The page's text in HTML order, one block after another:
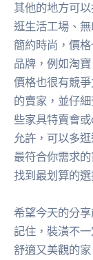
其他的地方可
逛生活工場、
簡約時尚，價
品牌，例如淘
價格也很有競
的賣家，並仔
些家具特賣會
允許，可以多
最符合你需求
找到最划算的選
希望今天的分
記住，裝潢不
舒適又美觀的